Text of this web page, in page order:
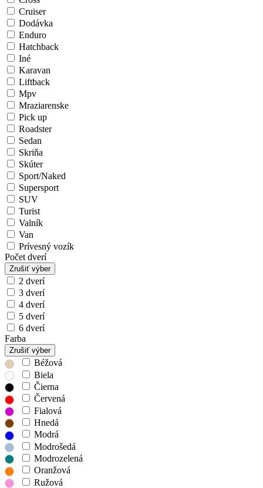
Cruiser
Dodávka
Enduro
Hatchback
Iné
Karavan
Liftback
Mpv
Mraziarenske
Pick up
Roadster
Sedan
Skriňa
Skúter
Sport/Naked
Supersport
SUV
Turist
Valník
Van
Prívesný vozík
Počet dverí
Zrušiť výber
2 dverí
3 dverí
4 dverí
5 dverí
6 dverí
Farba
Zrušiť výber
Béžová
Biela
Čierna
Červená
Fialová
Hnedá
Modrá
Modrošedá
Modrozelená
Oranžová
Ružová